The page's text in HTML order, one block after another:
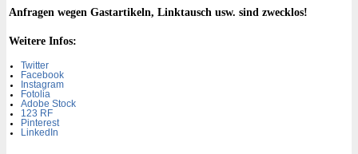
Anfragen wegen Gastartikeln, Linktausch usw. sind zwecklos!
Weitere Infos:
Twitter
Facebook
Instagram
Fotolia
Adobe Stock
123 RF
Pinterest
LinkedIn